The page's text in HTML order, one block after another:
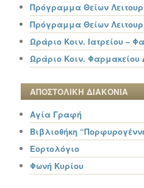
Πρόγραμμα Θείων
Πρόγραμμα Θείων
Ωράριο Κοιν. Ιατρείου –
Ωράριο Κοιν. Φαρμακείου
ΑΠΟΣΤΟΛΙΚΗ ΔΙΑΚΟΝΙΑ
Αγία Γραφή
Βιβλιοθήκη
Εορτολόγιο
Φωνή Κυρίου